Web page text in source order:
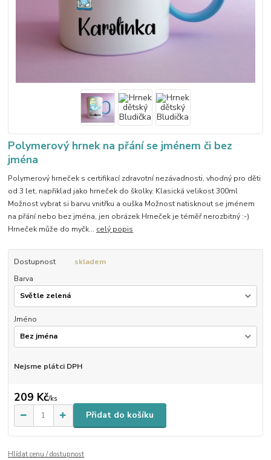
Polymerový hrnek na přání se jménem či bez
jména
Polymerový hrneček s certifikací zdravotní nezávadnosti, vhodný pro děti
od 3 let, napřiklad jako hrneček do školky. Klasická velikost 300ml
Možnost vybrat si barvu vnitřku a ouška Možnost natisknout se jménem
na přání nebo bez jména, jen obrázek Hrneček je téměř nerozbitný :-)
Hrneček může do myčk... celý popis
Dostupnost
skladem
Barva
Jméno
Nejsme plátci DPH
209 Kč/ks
Přidat do košíku
Hlídat cenu / dostupnost